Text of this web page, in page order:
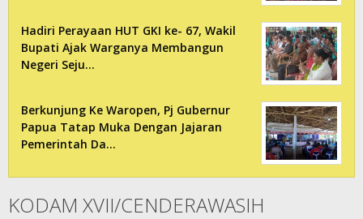
Hadiri Perayaan HUT GKI ke- 67, Wakil
Bupati Ajak Warganya Membangun
Negeri Seju…
Berkunjung Ke Waropen, Pj Gubernur
Papua Tatap Muka Dengan Jajaran
Pemerintah Da…
KODAM XVII/CENDERAWASIH